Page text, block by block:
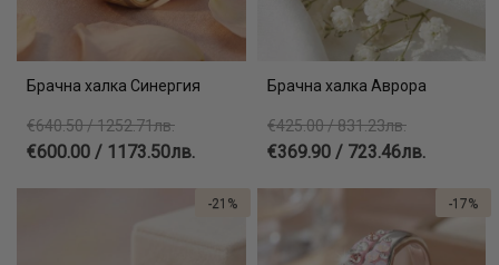
Брачна халка Синергия
€640.50 / 1252.71лв.
€600.00 / 1173.50лв.
Брачна халка Аврора
€425.00 / 831.23лв.
€369.90 / 723.46лв.
-21% -17%